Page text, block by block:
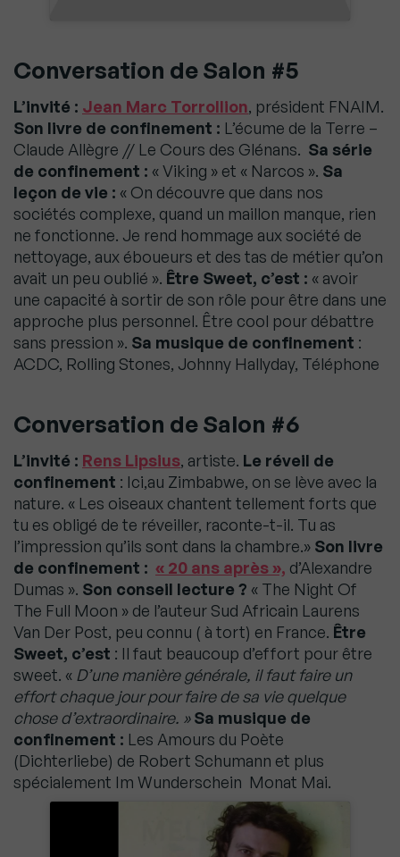
Conversation de Salon #5
L’invité : Jean Marc Torrollion, président FNAIM.
Son livre de confinement : L’écume de la Terre –
Claude Allègre // Le Cours des Glénans. Sa série
de confinement : « Viking » et « Narcos ». Sa
leçon de vie : « On découvre que dans nos
sociétés complexe, quand un maillon manque, rien
ne fonctionne. Je rend hommage aux société de
nettoyage, aux éboueurs et des tas de métier qu’on
avait un peu oublié ». Être Sweet, c’est : « avoir
une capacité à sortir de son rôle pour être dans une
approche plus personnel. Être cool pour débattre
sans pression ». Sa musique de confinement :
ACDC, Rolling Stones, Johnny Hallyday, Téléphone
Conversation de Salon #6
L’invité : Rens Lipsius, artiste. Le réveil de
confinement : Ici,au Zimbabwe, on se lève avec la
nature. « Les oiseaux chantent tellement forts que
tu es obligé de te réveiller, raconte-t-il. Tu as
l’impression qu’ils sont dans la chambre.» Son livre
de confinement : « 20 ans après », d’Alexandre
Dumas ». Son conseil lecture ? « The Night Of
The Full Moon » de l’auteur Sud Africain Laurens
Van Der Post, peu connu ( à tort) en France. Être
Sweet, c’est : Il faut beaucoup d’effort pour être
sweet. « D’une manière générale, il faut faire un
effort chaque jour pour faire de sa vie quelque
chose d’extraordinaire. »Sa musique de
confinement : Les Amours du Poète
(Dichterliebe) de Robert Schumann et plus
spécialement Im Wunderschein Monat Mai.